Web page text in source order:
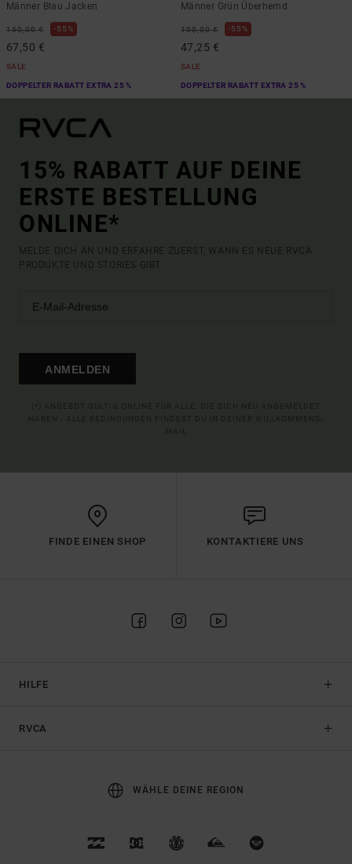
Männer Blau Jacken
150,00 € 55%
67,50 €
SALE
DOPPELTER RABATT EXTRA 25 %
Männer Grün Überhemd
105,00 € 55%
47,25 €
SALE
DOPPELTER RABATT EXTRA 25 %
15% RABATT AUF DEINE
ERSTE BESTELLUNG
ONLINE*
MELDE DICH AN UND ERFAHRE ZUERST, WANN ES NEUE RVCA
PRODUKTE UND STORIES GIBT.
ANMELDEN
FINDE EINEN SHOP KONTAKTIERE UNS
HILFE
RVCA
WÄHLE DEINE REGION